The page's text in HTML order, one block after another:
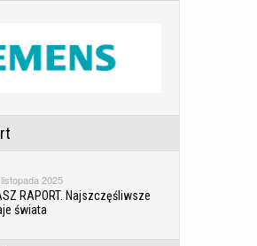
2025
RAPORT. Najszczęśliwsze
świata